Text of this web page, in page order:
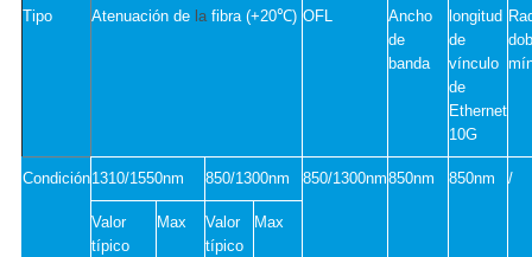
Tipo Atenuación de lafibra (+20℃) OFL
Ancho
de
banda
longitud
de
vínculo
de
Ethernet
10G
Condición1310/1550nm 850/1300nm 850/1300nm850nm 850nm /
Valor
típico
Max
Valor
típico
Max